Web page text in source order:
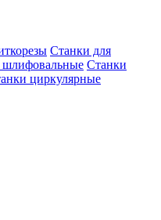
Станки для
шлифовальные Станки
циркулярные